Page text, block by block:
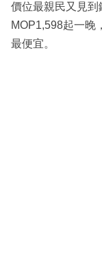
價位最親民又見到
MOP1,598起一晚
最便宜。